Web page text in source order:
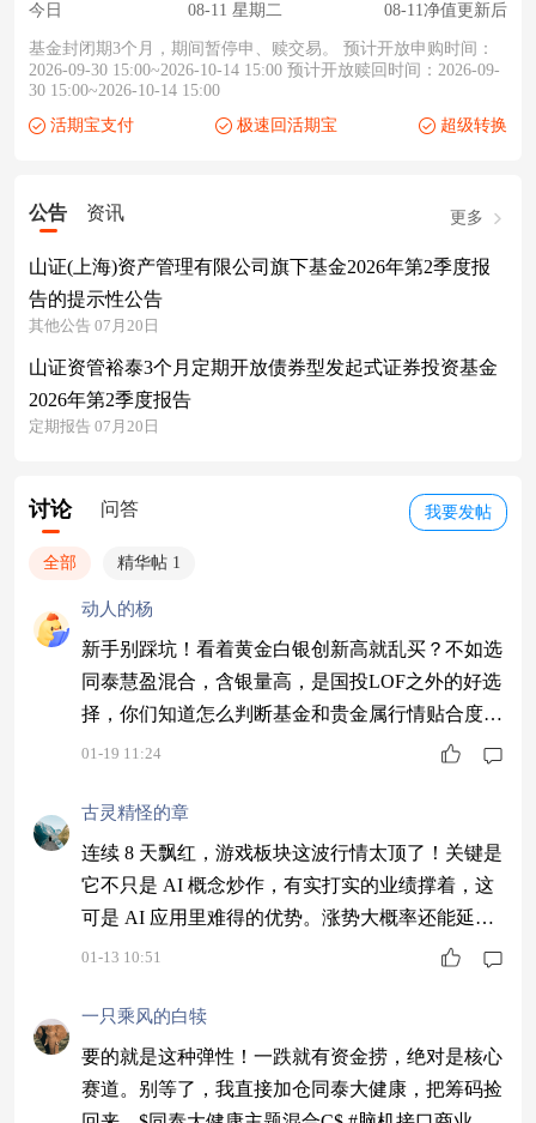
今日 08-11 星期二 08-11净值更新后
基金封闭期3个月，期间暂停申、赎交易。 预计开放申购时间：
2026-09-30 15:00~2026-10-14 15:00 预计开放赎回时间：2026-09-
30 15:00~2026-10-14 15:00
活期宝支付
极速回活期宝 超级转换
公告 资讯 更多
山证(上海)资产管理有限公司旗下基金2026年第2季度报
告的提示性公告
其他公告 07月20日
山证资管裕泰3个月定期开放债券型发起式证券投资基金
2026年第2季度报告
定期报告 07月20日
我要发帖
讨论 问答
全部 精华帖 1
动人的杨
新手别踩坑！看着黄金白银创新高就乱买？不如选
同泰慧盈混合，含银量高，是国投LOF之外的好选
择，你们知道怎么判断基金和贵金属行情贴合度
不？ #1月基金投资策略#
01-19 11:24
古灵精怪的章
连续 8 天飘红，游戏板块这波行情太顶了！关键是
它不只是 AI 概念炒作，有实打实的业绩撑着，这
可是 AI 应用里难得的优势。涨势大概率还能延
续，现在仍是布局好时机。同泰慧利 008181 专门
英伟达礼来联手攻AI制药！概念股大涨#
01-13 10:51
一只乘风的白犊
要的就是这种弹性！一跌就有资金捞，绝对是核心
赛道。别等了，我直接加仓同泰大健康，把筹码捡